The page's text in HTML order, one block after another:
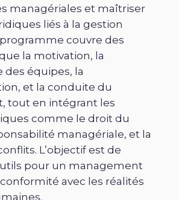
managériales et maîtriser
liés à la gestion
programme couvre des
la motivation, la
équipes, la
et la conduite du
tout en intégrant les
comme le droit du
managériale, et la
L’objectif est de
pour un management
avec les réalités